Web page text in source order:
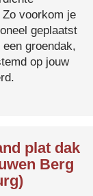
Zo voorkom je
geplaatst
groendak,
op jouw
plat dak
Berg